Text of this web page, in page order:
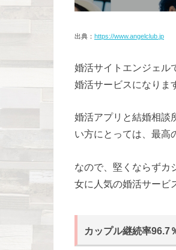
出典： https://www.angelclub.jp
婚活サイトエンジェル
婚活サービスになりま
婚活アプリと結婚相談
い方にとっては、最高
なので、堅くならずカ
女に人気の婚活サービ
カップル継続率96.7